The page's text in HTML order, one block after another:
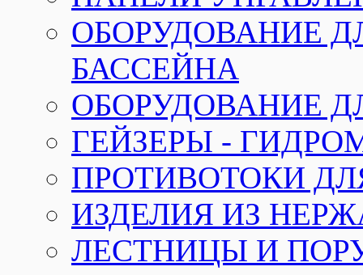
ОБОРУДОВАНИЕ
БАССЕЙНА
ОБОРУДОВАНИЕ
ГЕЙЗЕРЫ -
ПРОТИВОТОКИ
ИЗДЕЛИЯ ИЗ
ЛЕСТНИЦЫ И